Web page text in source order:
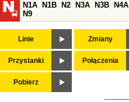
N1A
N1B N2 N3A N3B N4A
N9
Linie Zmiany
Przystanki Połączenia
Pobierz